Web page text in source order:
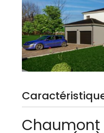
Chaumont